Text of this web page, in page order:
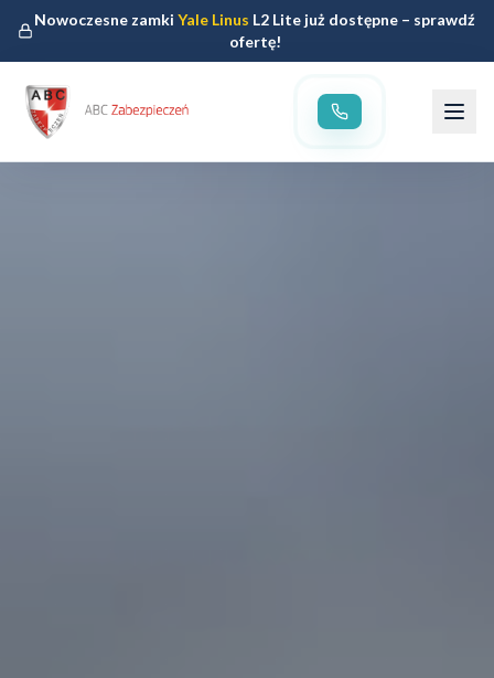
Nowoczesne zamkiYale Linus L2 Lite już dostępne – sprawdź
ofertę!